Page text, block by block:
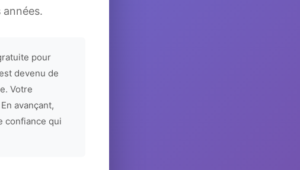
pour
devenu de
Votre
avançant,
confiance qui